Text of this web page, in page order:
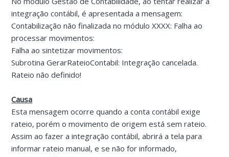
integração contábil, é apresentada a mensagem:
Contabilização não finalizada no módulo XXXX: Falha ao
processar movimentos:
Falha ao sintetizar movimentos:
Subrotina GerarRateioContabil: Integração cancelada.
Rateio não definido!
Causa
Esta mensagem ocorre quando a conta contábil exige
rateio, porém o movimento de origem está sem rateio.
Assim ao fazer a integração contábil, abrirá a tela para
informar rateio manual, e se não for informado,